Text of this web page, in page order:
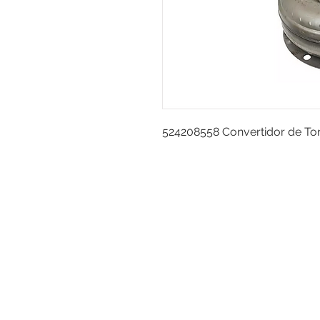
524208558 Convertidor de